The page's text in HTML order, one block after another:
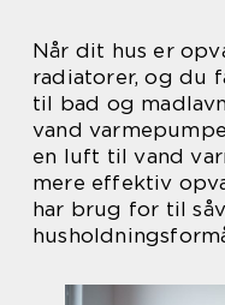
Når dit hus er
radiatorer, og du
til bad og
vand
en luft til vand
mere effektiv
har brug for til